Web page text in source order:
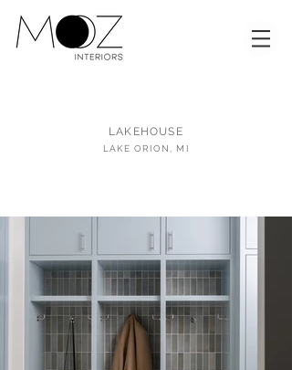
LAKEHOUSE
LAKE ORION, MI